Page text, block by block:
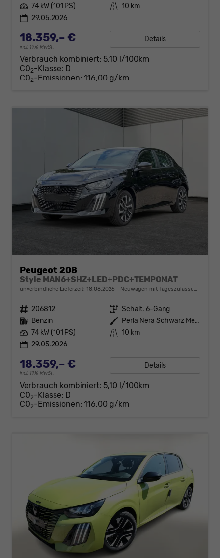
Leistung 74 kW (101 PS) Kilometerstand 10 km
29.05.2026
18.359,– €
incl. 19% MwSt.
Details
Verbrauch kombiniert: 5,10 l/100km
CO2-Klasse: D
CO2-Emissionen: 116,00 g/km
Peugeot 208
Style MAN6+SHZ+LED+PDC+TEMPOMAT
unverbindliche Lieferzeit: 18.08.2026 Neuwagen mit Tageszulassung
Fahrzeugnr. 206812 Getriebe Schalt. 6-Gang
Kraftstoff Benzin Außenfarbe
Perla Nera Schwarz Metallic
Leistung 74 kW (101 PS) Kilometerstand 10 km
29.05.2026
18.359,– €
incl. 19% MwSt.
Details
Verbrauch kombiniert: 5,10 l/100km
CO2-Klasse: D
CO2-Emissionen: 116,00 g/km